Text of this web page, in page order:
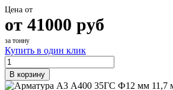
Цена от
от 41000 руб
за тонну
Купить в один клик
В корзину